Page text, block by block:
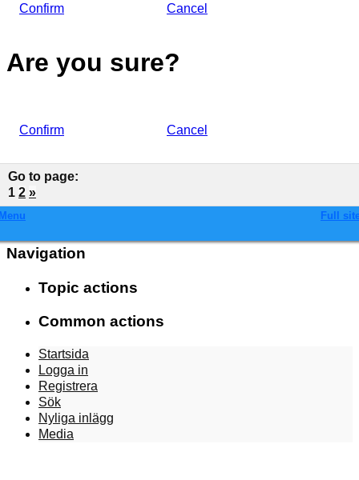
Confirm Cancel
Are you sure?
Confirm Cancel
Go to page:
1 2 »
Full
Navigation
Topic actions
Common actions
Startsida
Logga in
Registrera
Sök
Nyliga inlägg
Media